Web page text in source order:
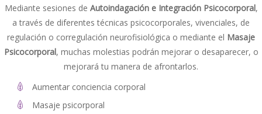
Mediante sesiones de Autoindagación e Integración Psicocorporal,
a través de diferentes técnicas psicocorporales, vivenciales, de
regulación o corregulación neurofisiológica o mediante el Masaje
Psicocorporal, muchas molestias podrán mejorar o desaparecer, o
mejorará tu manera de afrontarlos.
Aumentar conciencia corporal
Masaje psicorporal